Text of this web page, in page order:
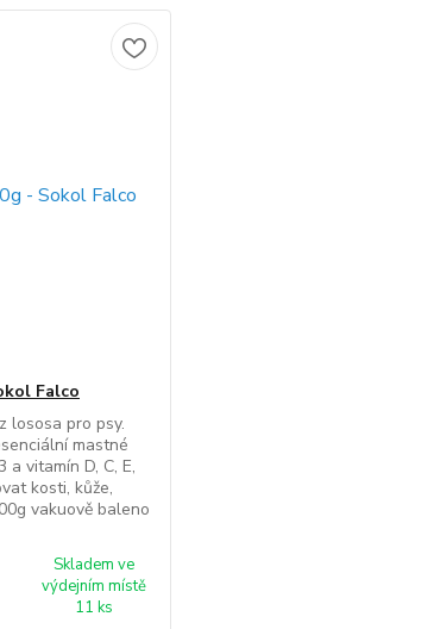
Falco
lososa pro psy.
mastné
vitamín D, C, E,
kosti, kůže,
vakuově baleno
Skladem ve
výdejním místě
11 ks